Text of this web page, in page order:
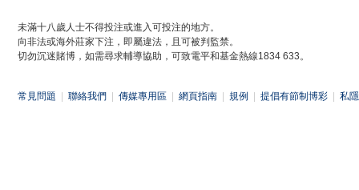
未滿十八歲人士不得投注或進入可投注的地方。
向非法或海外莊家下注，即屬違法，且可被判監禁。
切勿沉迷賭博，如需尋求輔導協助，可致電平和基金熱線1834 633。
常見問題 聯絡我們 傳媒專用區 網頁指南 規例 提倡有節制博彩 私